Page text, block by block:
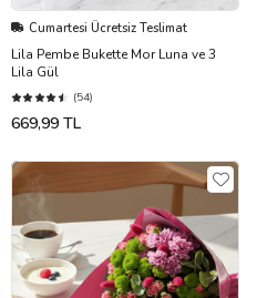
Cumartesi Ücretsiz Teslimat
Lila Pembe Bukette Mor Luna ve 3
Lila Gül
(54)
669,99 TL